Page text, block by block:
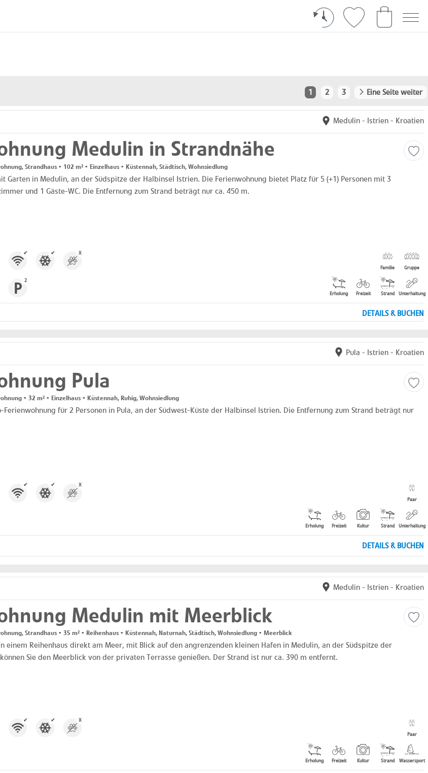
1 2 3 Eine Seite weiter
Medulin - Istrien - Kroatien
Medulin in Strandnähe
Strandhaus • 102 m² • Einzelhaus • Küstennah, Städtisch, Wohnsiedlung
Garten in Medulin, an der Südspitze der Halbinsel Istrien. Die Ferienwohnung bietet Platz für 5 (+1) Personen mit 3
und 1 Gäste-WC. Die Entfernung zum Strand beträgt nur ca. 450 m.
✔ ✔ X
2
Familie Gruppe
Erholung Freizeit Strand Unterhaltung
DETAILS & BUCHEN
Pula - Istrien - Kroatien
Pula
• 32 m² • Einzelhaus • Küstennah, Ruhig, Wohnsiedlung
Ferienwohnung für 2 Personen in Pula, an der Südwest-Küste der Halbinsel Istrien. Die Entfernung zum Strand beträgt nur
✔ ✔ X
Paar
Erholung Freizeit Kultur Strand Unterhaltung
DETAILS & BUCHEN
Medulin - Istrien - Kroatien
Medulin mit Meerblick
Strandhaus • 35 m² • Reihenhaus • Küstennah, Naturnah, Städtisch, Wohnsiedlung • Meerblick
einem Reihenhaus direkt am Meer, mit Blick auf den angrenzenden kleinen Hafen in Medulin, an der Südspitze der
Sie den Meerblick von der privaten Terrasse genießen. Der Strand ist nur ca. 390 m entfernt.
✔ ✔ X
Paar
Erholung Freizeit Kultur Strand Wassersport